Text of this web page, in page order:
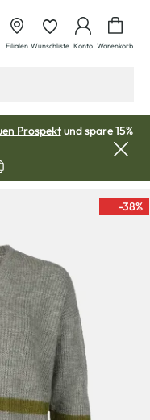
Filialen Wunschliste Konto Warenkorb
Prospektund spare 15%
-38%